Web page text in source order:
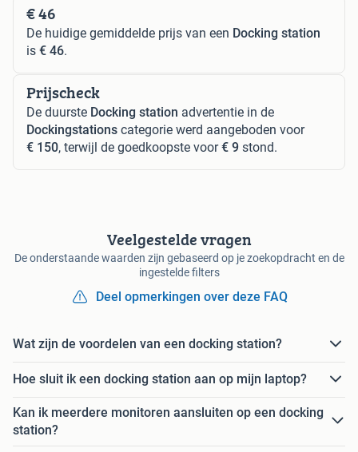
€ 46
De huidige gemiddelde prijs van een Docking station
is € 46.
Prijscheck
De duurste Docking station advertentie in de
Dockingstations categorie werd aangeboden voor
€ 150, terwijl de goedkoopste voor€ 9 stond.
Veelgestelde vragen
De onderstaande waarden zijn gebaseerd op je zoekopdracht en de
ingestelde filters
Deel opmerkingen over deze FAQ
Wat zijn de voordelen van een docking station?
Hoe sluit ik een docking station aan op mijn laptop?
Kan ik meerdere monitoren aansluiten op een docking
station?